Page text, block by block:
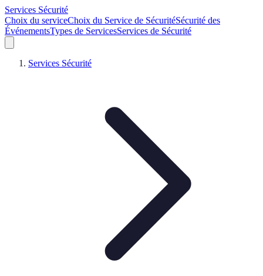
Services Sécurité
Choix du serviceChoix du Service de SécuritéSécurité des
ÉvénementsTypes de ServicesServices de Sécurité
Services Sécurité